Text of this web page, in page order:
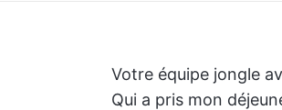
Votre équipe jongle
Qui a pris mon